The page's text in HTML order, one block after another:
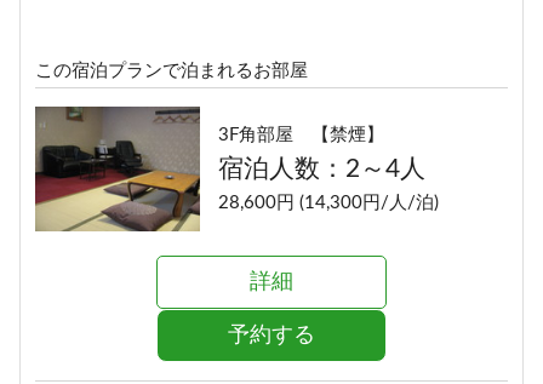
この宿泊プランで泊まれるお部屋
3F角部屋 【禁煙】
宿泊人数：2～4人
28,600円 (14,300円/人/泊)
詳細
予約する